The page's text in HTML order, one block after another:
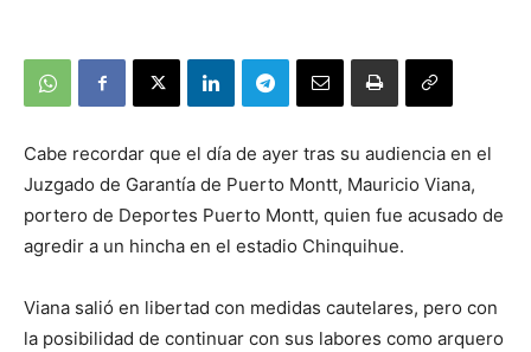
Cabe recordar que el día de ayer tras su audiencia en el
Juzgado de Garantía de Puerto Montt, Mauricio Viana,
portero de Deportes Puerto Montt, quien fue acusado de
agredir a un hincha en el estadio Chinquihue.
Viana salió en libertad con medidas cautelares, pero con
la posibilidad de continuar con sus labores como arquero